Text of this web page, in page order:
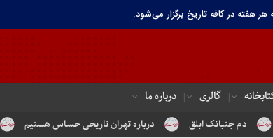
هر هفته در کافه تاریخ برگزار می‌شود.
گالری درباره ما
تهران تاریخی حساس هستیم تندیس مولانا در میدان خیام